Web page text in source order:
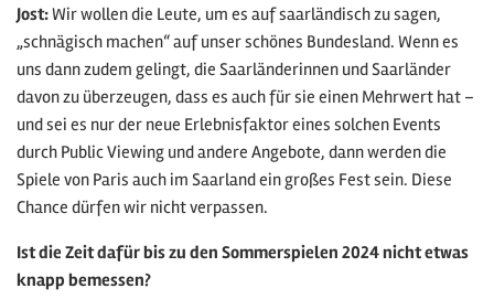
Jost:Wir wollen die Leute, um es auf saarländisch zu sagen,
„schnägisch machen“ auf unser schönes Bundesland. Wenn es
uns dann zudem gelingt, die Saarländerinnen und Saarländer
davon zu überzeugen, dass es auch für sie einen Mehrwert hat –
und sei es nur der neue Erlebnisfaktor eines solchen Events
durch Public Viewing und andere Angebote, dann werden die
Spiele von Paris auch im Saarland ein großes Fest sein. Diese
Chance dürfen wir nicht verpassen.
Ist die Zeit dafür bis zu den Sommerspielen 2024 nicht etwas
knapp bemessen?